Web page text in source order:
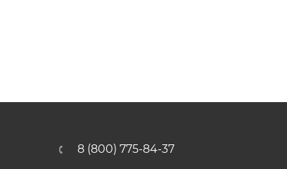
8 (800) 775-84-37